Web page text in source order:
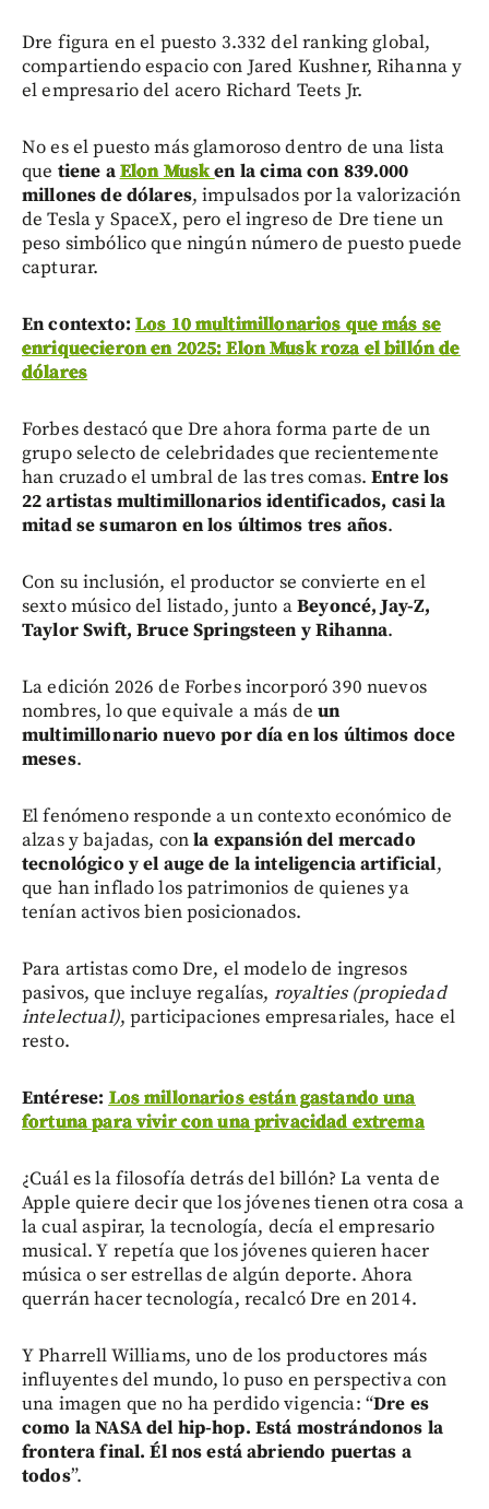
Dre figura en el puesto 3.332 del ranking global,
compartiendo espacio con Jared Kushner, Rihanna y
el empresario del acero Richard Teets Jr.
No es el puesto más glamoroso dentro de una lista
que tiene aElon Musken la cima con 839.000
millones de dólares, impulsados por la valorización
de Tesla y SpaceX, pero el ingreso de Dre tiene un
peso simbólico que ningún número de puesto puede
capturar.
En contexto: Los 10 multimillonarios que más se
enriquecieron en 2025: Elon Musk roza el billón de
dólares
Forbes destacó que Dre ahora forma parte de un
grupo selecto de celebridades que recientemente
han cruzado el umbral de las tres comas. Entre los
22 artistas multimillonarios identificados, casi la
mitad se sumaron en los últimos tres años.
Con su inclusión, el productor se convierte en el
sexto músico del listado, junto aBeyoncé, Jay-Z,
Taylor Swift, Bruce Springsteen y Rihanna.
La edición 2026 de Forbes incorporó 390 nuevos
nombres, lo que equivale a más deun
multimillonario nuevo por día en los últimos doce
meses.
El fenómeno responde a un contexto económico de
alzas y bajadas, conla expansión del mercado
tecnológico y el auge de la inteligencia artificial,
que han inflado los patrimonios de quienes ya
tenían activos bien posicionados.
Para artistas como Dre, el modelo de ingresos
pasivos, que incluye regalías, royalties (propiedad
intelectual), participaciones empresariales, hace el
resto.
Entérese: Los millonarios están gastando una
fortuna para vivir con una privacidad extrema
¿Cuál es la filosofía detrás del billón? La venta de
Apple quiere decir que los jóvenes tienen otra cosa a
la cual aspirar, la tecnología, decía el empresario
musical. Y repetía que los jóvenes quieren hacer
música o ser estrellas de algún deporte. Ahora
querrán hacer tecnología, recalcó Dre en 2014.
Y Pharrell Williams, uno de los productores más
influyentes del mundo, lo puso en perspectiva con
una imagen que no ha perdido vigencia: “Dre es
como la NASA del hip-hop. Está mostrándonos la
frontera final. Él nos está abriendo puertas a
todos”.